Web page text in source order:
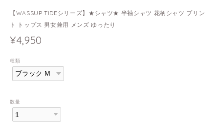
【WASSUP TIDEシリーズ】★シャツ★ 半袖シャツ 花柄シャツ プリン
ト トップス 男女兼用 メンズ ゆったり
¥4,950
種類
数量